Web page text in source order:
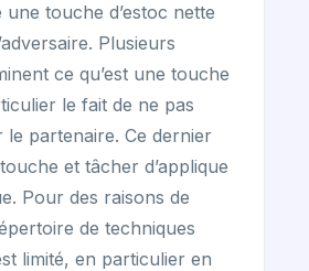
une touche d’estoc nette
Plusieurs
ce qu’est une touche
le fait de ne pas
le partenaire. Ce dernier
et tâcher d’applique
Pour des raisons de
de techniques
limité, en particulier en